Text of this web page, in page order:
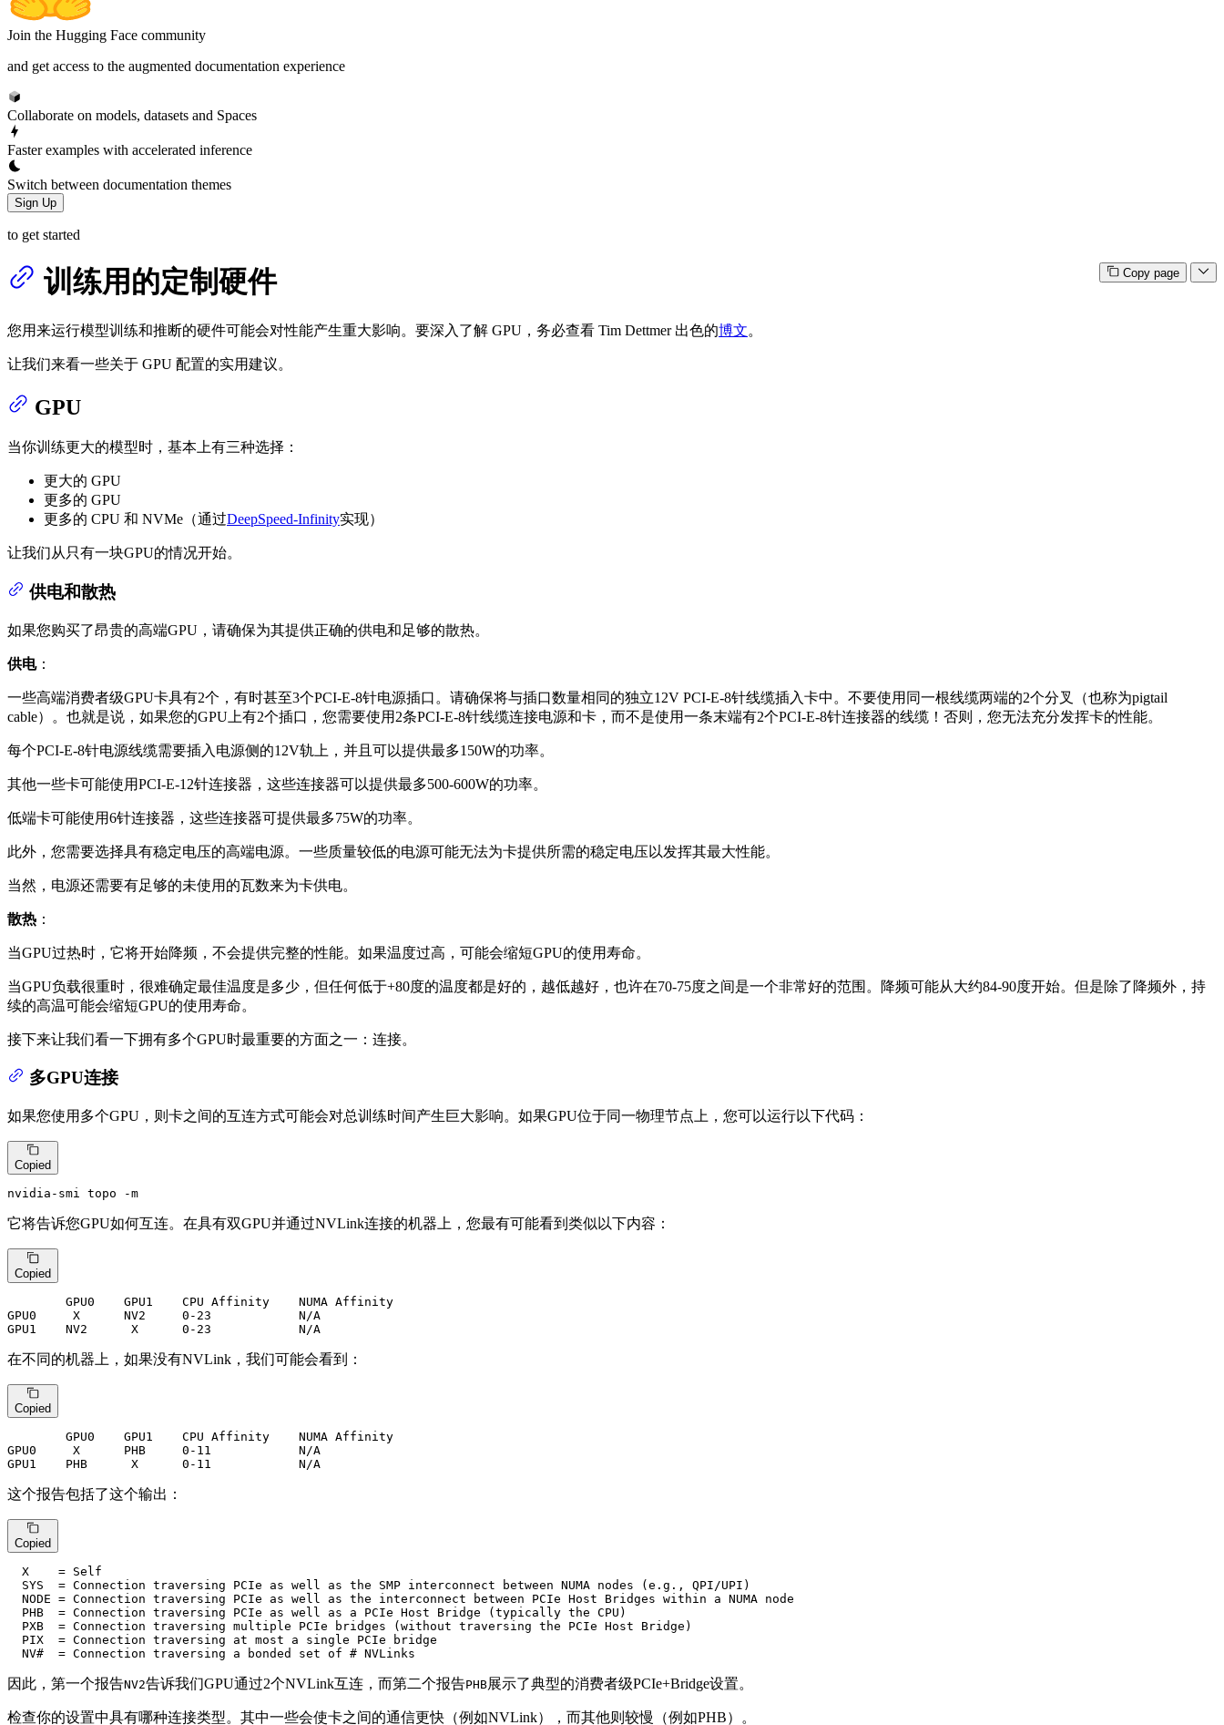
Join the Hugging Face community
and get access to the augmented documentation experience
Collaborate on models, datasets and Spaces
Faster examples with accelerated inference
Switch between documentation themes
Sign Up
to get started
Copy page
训练用的定制硬件
您用来运行模型训练和推断的硬件可能会对性能产生重大影响。要深入了解 GPU，务必查看 Tim Dettmer 出色的博文。
让我们来看一些关于 GPU 配置的实用建议。
GPU
当你训练更大的模型时，基本上有三种选择：
更大的 GPU
更多的 GPU
更多的 CPU 和 NVMe（通过DeepSpeed-Infinity实现）
让我们从只有一块GPU的情况开始。
供电和散热
如果您购买了昂贵的高端GPU，请确保为其提供正确的供电和足够的散热。
供电：
一些高端消费者级GPU卡具有2个，有时甚至3个PCI-E-8针电源插口。请确保将与插口数量相同的独立12V PCI-E-8针线缆插入卡中。不要使用同一根线缆两端的2个分叉（也称为pigtail
cable）。也就是说，如果您的GPU上有2个插口，您需要使用2条PCI-E-8针线缆连接电源和卡，而不是使用一条末端有2个PCI-E-8针连接器的线缆！否则，您无法充分发挥卡的性能。
每个PCI-E-8针电源线缆需要插入电源侧的12V轨上，并且可以提供最多150W的功率。
其他一些卡可能使用PCI-E-12针连接器，这些连接器可以提供最多500-600W的功率。
低端卡可能使用6针连接器，这些连接器可提供最多75W的功率。
此外，您需要选择具有稳定电压的高端电源。一些质量较低的电源可能无法为卡提供所需的稳定电压以发挥其最大性能。
当然，电源还需要有足够的未使用的瓦数来为卡供电。
散热 ：
当GPU过热时，它将开始降频，不会提供完整的性能。如果温度过高，可能会缩短GPU的使用寿命。
当GPU负载很重时，很难确定最佳温度是多少，但任何低于+80度的温度都是好的，越低越好，也许在70-75度之间是一个非常好的范围。降频可能从大约84-90度开始。但是除了降频外，持
续的高温可能会缩短GPU的使用寿命。
接下来让我们看一下拥有多个GPU时最重要的方面之一：连接。
多GPU连接
如果您使用多个GPU，则卡之间的互连方式可能会对总训练时间产生巨大影响。如果GPU位于同一物理节点上，您可以运行以下代码：
Copied
nvidia-smi topo -m
它将告诉您GPU如何互连。在具有双GPU并通过NVLink连接的机器上，您最有可能看到类似以下内容：
Copied
GPU0
GPU0
     X      NV2
0 - 23
GPU1
    NV2      X
0 - 23
            N/A
在不同的机器上，如果没有NVLink，我们可能会看到：
Copied
GPU0
GPU0
     X      PHB
0 - 11
GPU1
    PHB      X
0 - 11
            N/A
这个报告包括了这个输出：
Copied
  X    = Self
  SYS  = Connection traversing PCIe
as well as the SMP interconnect between NUMA nodes (e.g., QPI/UPI)
  NODE = Connection traversing PCIe
as well as the interconnect between PCIe Host Bridges within a NUMA node
  PHB  = Connection traversing PCIe
as well as a PCIe Host Bridge (typically the CPU)
  PXB  = Connection traversing multiple PCIe bridges (
without traversing the PCIe Host Bridge)
  PIX  = Connection traversing
at most a single PCIe bridge
  NV
#  = Connection traversing a bonded set of # NVLinks
因此，第一个报告NV2告诉我们GPU通过2个NVLink互连，而第二个报告PHB展示了典型的消费者级PCIe+Bridge设置。
检查你的设置中具有哪种连接类型。其中一些会使卡之间的通信更快（例如NVLink），而其他则较慢（例如PHB）。